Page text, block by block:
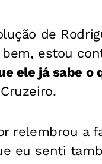
de
estou
ele já sabe o
relembrou a
eu senti